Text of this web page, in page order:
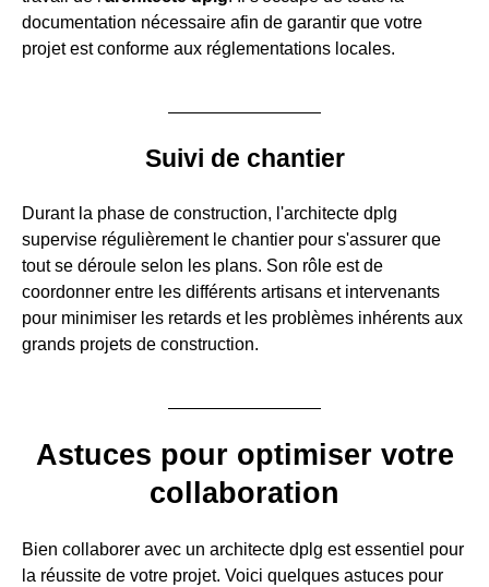
documentation nécessaire afin de garantir que votre
projet est conforme aux réglementations locales.
Suivi de chantier
Durant la phase de construction, l'architecte dplg
supervise régulièrement le chantier pour s'assurer que
tout se déroule selon les plans. Son rôle est de
coordonner entre les différents artisans et intervenants
pour minimiser les retards et les problèmes inhérents aux
grands projets de construction.
Astuces pour optimiser votre
collaboration
Bien collaborer avec un architecte dplg est essentiel pour
la réussite de votre projet. Voici quelques astuces pour